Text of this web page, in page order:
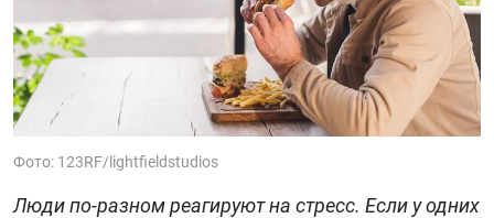
Фото: 123RF/lightfieldstudios
Люди по-разном реагируют на стресс. Если у одних